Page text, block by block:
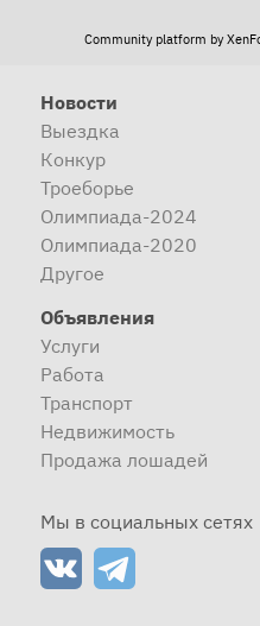
Community platform by
Новости
Выездка
Конкур
Троеборье
Олимпиада-2024
Олимпиада-2020
Другое
Объявления
Услуги
Работа
Транспорт
Недвижимость
Продажа лошадей
Мы в социальных сетях